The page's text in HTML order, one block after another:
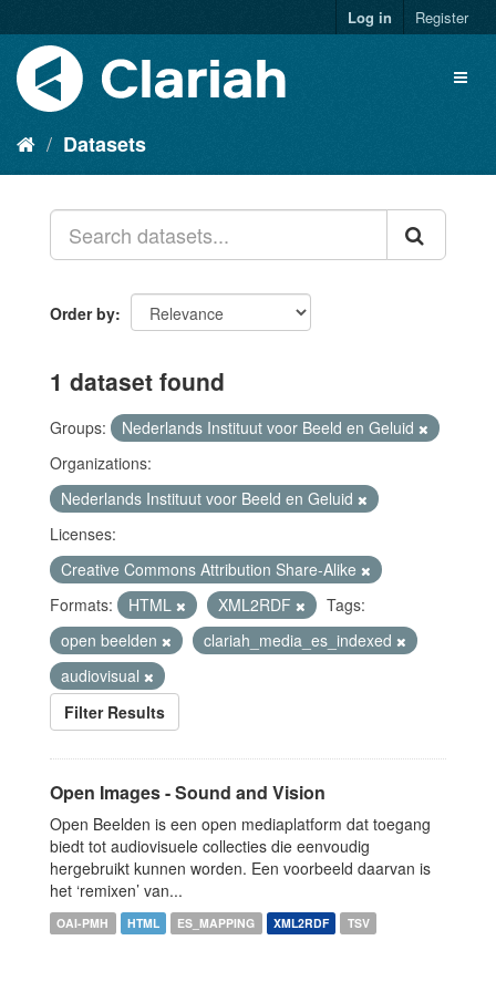
Log in Register
Datasets
Order by
1 dataset found
Groups:
Nederlands Instituut voor Beeld en Geluid
Organizations:
Nederlands Instituut voor Beeld en Geluid
Licenses:
Creative Commons Attribution Share-Alike
Formats:
HTML XML2RDF
Tags:
open beelden
clariah_media_es_indexed
audiovisual
Filter Results
Open Images - Sound and Vision
Open Beelden is een open mediaplatform dat toegang
biedt tot audiovisuele collecties die eenvoudig
hergebruikt kunnen worden. Een voorbeeld daarvan is
het ‘remixen’ van...
OAI-PMH HTML ES_MAPPING XML2RDF TSV